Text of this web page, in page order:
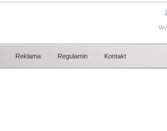
Reklama Regulamin Kontakt